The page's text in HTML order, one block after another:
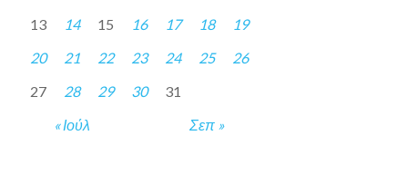
« Ιούλ Σεπ »
13
14 15 16 17 18
19
20
21 22 23 24 25
26
27
28 29 30 31